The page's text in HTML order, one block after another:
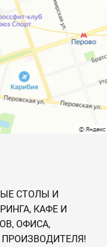
СТОЛЫ И
КАФЕ И
ОФИСА,